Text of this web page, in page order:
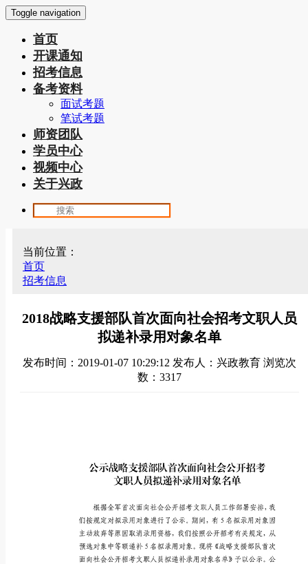
Toggle navigation
首页
开课通知
招考信息
备考资料
面试考题
笔试考题
师资团队
学员中心
视频中心
关于兴政
当前位置：
首页
招考信息
2018战略支援部队首次面向社会招考文职人员
拟递补录用对象名单
发布时间：2019-01-07 10:29:12 发布人：兴政教育 浏览次
数：3317